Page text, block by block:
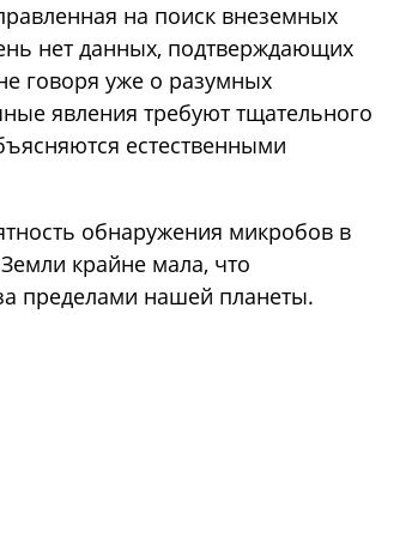
на поиск внеземных
нет данных, подтверждающих
говоря уже о разумных
явления требуют тщательного
естественными
обнаружения микробов в
крайне мала, что
пределами нашей планеты.